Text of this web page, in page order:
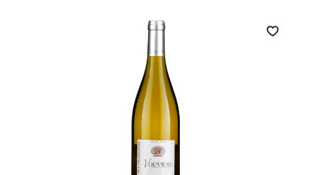
Zet